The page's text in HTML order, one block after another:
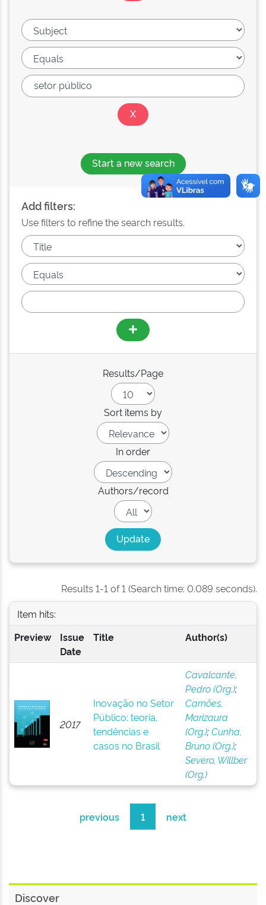
Start a new search
Add filters:
Use filters to refine the search results.
Results/Page
Sort items by
In order
Authors/record
Results 1-1 of 1 (Search time: 0.089 seconds).
Item hits:
Preview
Issue
Date
Title Author(s)
2017
Inovação no Setor
Público: teoria,
tendências e
casos no Brasil
Cavalcante,
Pedro (Org.);
Camões,
Marizaura
(Org.);Cunha,
Bruno (Org.);
Severo, Willber
(Org.)
previous 1 next
Discover